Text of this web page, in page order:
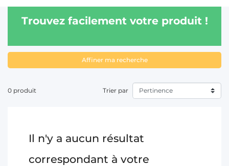
Trouvez facilement votre produit !
Affiner ma recherche
0 produit Trier par
Il n'y a aucun résultat
correspondant à votre